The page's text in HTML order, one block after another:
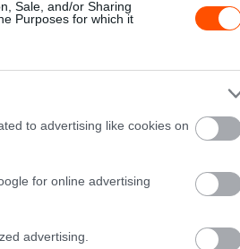
Sale, and/or Sharing
Purposes for which it
to advertising like cookies on
for online advertising
advertising.
szakaszon át
így a 96,05 km-
cél győzelmet
előzte meg a cseh